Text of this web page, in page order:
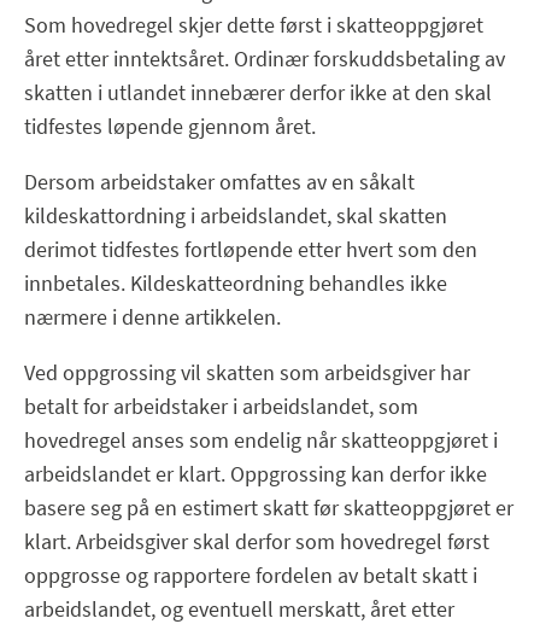
Som hovedregel skjer dette først i skatteoppgjøret
året etter inntektsåret. Ordinær forskuddsbetaling av
skatten i utlandet innebærer derfor ikke at den skal
tidfestes løpende gjennom året.
Dersom arbeidstaker omfattes av en såkalt
kildeskattordning i arbeidslandet, skal skatten
derimot tidfestes fortløpende etter hvert som den
innbetales. Kildeskatteordning behandles ikke
nærmere i denne artikkelen.
Ved oppgrossing vil skatten som arbeidsgiver har
betalt for arbeidstaker i arbeidslandet, som
hovedregel anses som endelig når skatteoppgjøret i
arbeidslandet er klart. Oppgrossing kan derfor ikke
basere seg på en estimert skatt før skatteoppgjøret er
klart. Arbeidsgiver skal derfor som hovedregel først
oppgrosse og rapportere fordelen av betalt skatt i
arbeidslandet, og eventuell merskatt, året etter